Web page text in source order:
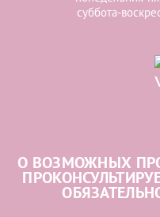
суббота-
О ВОЗМОЖНЫХ